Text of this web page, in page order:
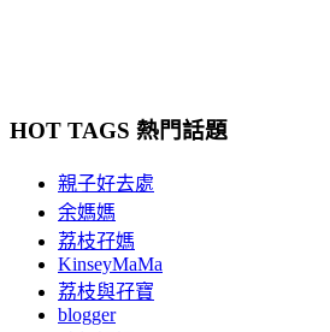
HOT TAGS 熱門話題
親子好去處
余媽媽
荔枝孖媽
KinseyMaMa
荔枝與孖寶
blogger